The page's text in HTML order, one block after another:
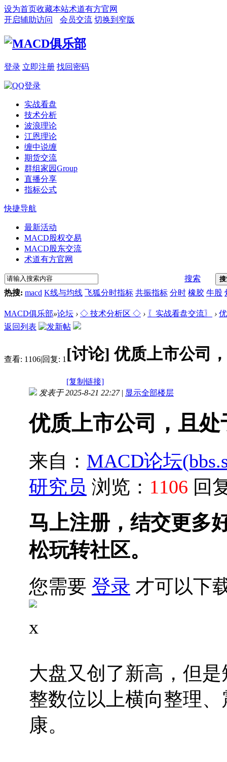
设为首页收藏本站术道有方官网
开启辅助访问
会员交流 切换到窄版
登录 立即注册 找回密码
实战看盘
技术分析
波浪理论
江恩理论
缠中说缠
期货交流
群组家园Group
直播分享
指标公式
快捷导航
最新活动
MACD股权交易
MACD股东交流
术道有方官网
搜索
热搜: macd K线与均线 飞狐分时指标 共振指标 分时 橡胶 牛股
MACD俱乐部»论坛 › ◇ 技术分析区 ◇ › 〖实战看盘交流〗 ›
返回列表
查看: 1106|回复: 1 [讨论]优质上市公司
[复制链接]
发表于 2025-8-21 22:27 | 显示全部楼层
优质上市公司，且
来自： MACD论坛
研究员 浏览： 1106 回
马上注册，结交更多
松玩转社区。
您需要 登录 才可以下
x
大盘又创了新高，但
整数位以上横向整理
康。